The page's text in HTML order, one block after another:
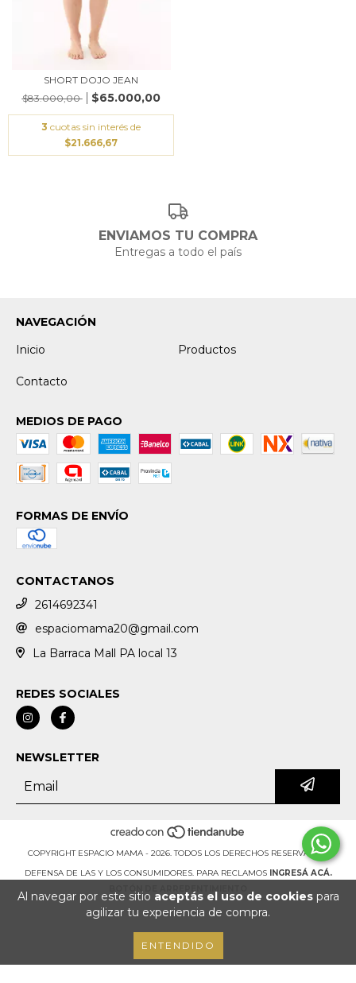
Al navegar por este sitio aceptás el uso de cookiespara
agilizar tu experiencia de compra.
ENTENDIDO
SHORT DOJO JEAN
$83.000,00
$65.000,00
3 cuotas sin interés de
$21.666,67
ENVIAMOS TU COMPRA
Entregas a todo el país
NAVEGACIÓN
Inicio
Productos
Contacto
MEDIOS DE PAGO
FORMAS DE ENVÍO
CONTACTANOS
2614692341
espaciomama20@gmail.com
La Barraca Mall PA local 13
REDES SOCIALES
NEWSLETTER
COPYRIGHT ESPACIO MAMA - 2026. TODOS LOS DERECHOS RESERVADOS.
DEFENSA DE LAS Y LOS CONSUMIDORES. PARA RECLAMOS INGRESÁ ACÁ.